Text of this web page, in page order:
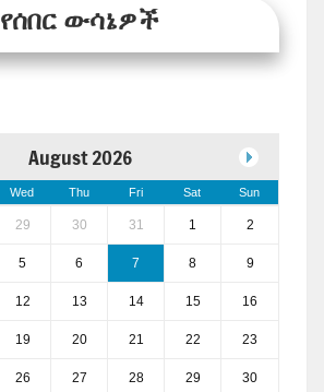
የሰበር ውሳኔዎች
August 2026
Wed Thu Fri Sat Sun
29 30 31 1 2
5 6 7 8 9
12 13 14 15 16
19 20 21 22 23
26 27 28 29 30